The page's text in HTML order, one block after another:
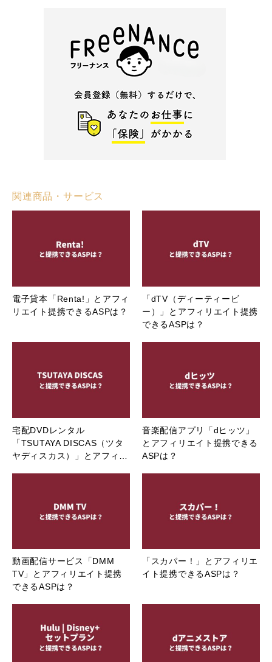
関連商品・サービス
電子貸本「Renta!」とアフィ
リエイト提携できるASPは？
「dTV（ディーティービ
ー）」とアフィリエイト提携
できるASPは？
宅配DVDレンタル
「TSUTAYA DISCAS（ツタ
ヤディスカス）」とアフィ…
音楽配信アプリ「dヒッツ」
とアフィリエイト提携できる
ASPは？
動画配信サービス「DMM
TV」とアフィリエイト提携
できるASPは？
「スカパー！」とアフィリエ
イト提携できるASPは？